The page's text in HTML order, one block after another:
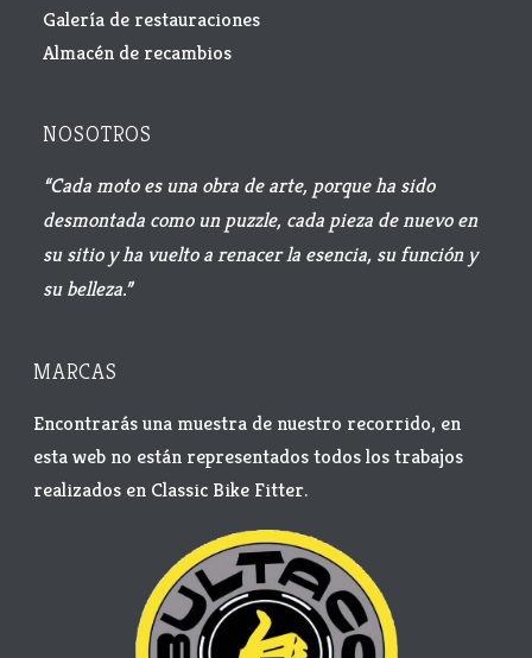
Galería de restauraciones
Almacén de recambios
NOSOTROS
“Cada moto es una obra de arte, porque ha sido
desmontada como un puzzle, cada pieza de nuevo en
su sitio y ha vuelto a renacer la esencia, su función y
su belleza.”
MARCAS
Encontrarás una muestra de nuestro recorrido, en
esta web no están representados todos los trabajos
realizados en Classic Bike Fitter.